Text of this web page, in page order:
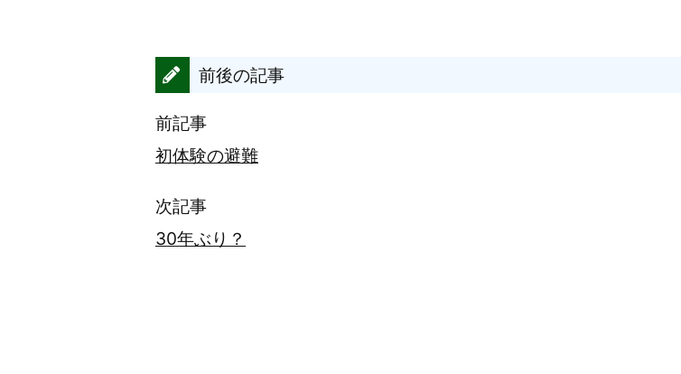
前後の記事
前記事
初体験の避難
次記事
30年ぶり？